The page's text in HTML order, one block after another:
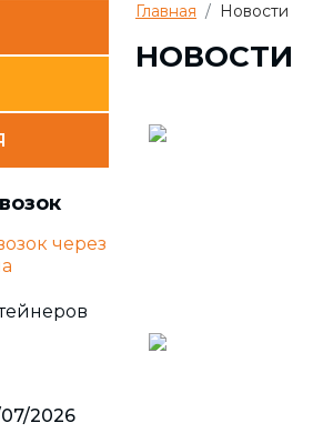
07/2026
Главная Новости
НОВОСТИ